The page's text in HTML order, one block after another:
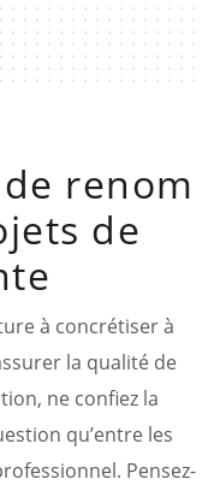
renom
de
à concrétiser à
la qualité de
ne confiez la
qu’entre les
Pensez-